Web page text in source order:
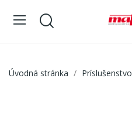
Úvodná stránka Príslušenstvo